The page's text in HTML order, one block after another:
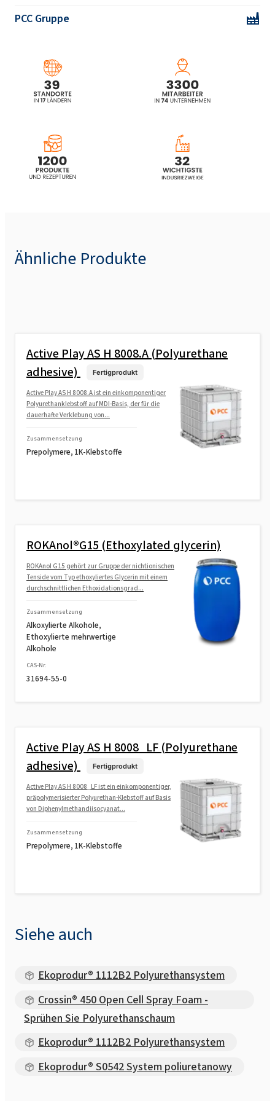
PCC Gruppe
Ähnliche Produkte
Active Play AS H 8008.A (Polyurethane
adhesive)
Fertigprodukt
Active Play AS H 8008.A ist ein einkomponentiger
Polyurethanklebstoff auf MDI-Basis, der für die
dauerhafte Verklebung von...
Zusammensetzung
Prepolymere, 1K-Klebstoffe
ROKAnol®G15 (Ethoxylated glycerin)
ROKAnol G15 gehört zur Gruppe der nichtionischen
Tenside vom Typ ethoxyliertes Glycerin mit einem
durchschnittlichen Ethoxidationsgrad...
Zusammensetzung
Alkoxylierte Alkohole,
Ethoxylierte mehrwertige
Alkohole
CAS-Nr.
31694-55-0
Active Play AS H 8008_LF (Polyurethane
adhesive)
Fertigprodukt
Active Play AS H 8008_LF ist ein einkomponentiger,
präpolymerisierter Polyurethan-Klebstoff auf Basis
von Diphenylmethandiisocyanat...
Zusammensetzung
Prepolymere, 1K-Klebstoffe
Siehe auch
Ekoprodur® 1112B2 Polyurethansystem
Crossin® 450 Open Cell Spray Foam -
Sprühen Sie Polyurethanschaum
Ekoprodur® 1112B2 Polyurethansystem
Ekoprodur® S0542 System poliuretanowy